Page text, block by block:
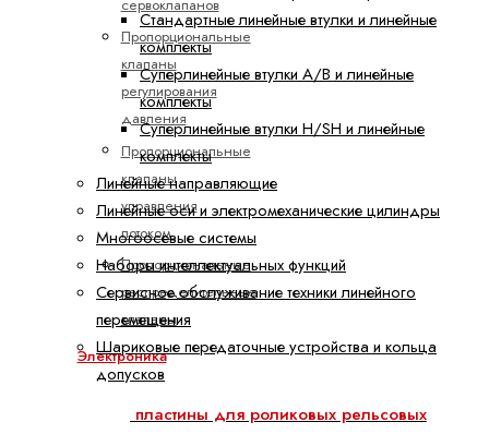
Пропорциональные
клапаны
регулирования
давления
Пропорциональные
клапаны
управления
потоком
Пропорциональные
распределительные
клапаны
Электроника
Аксессуары
для
Стандартные линейные втулки и линейные
комплекты
Суперлинейные втулки A/B и линейные
комплекты
Суперлинейные втулки H/SH и линейные
комплекты
Линейные направляющие
Линейные оси и электромеханические цилиндры
Многоосевые системы
Наборы интеллектуальных функций
Сервисное обслуживание техники линейного
перемещения
Шариковые передаточные устройства и кольца
допусков
Скребковые пластины для роликовых рельсовых